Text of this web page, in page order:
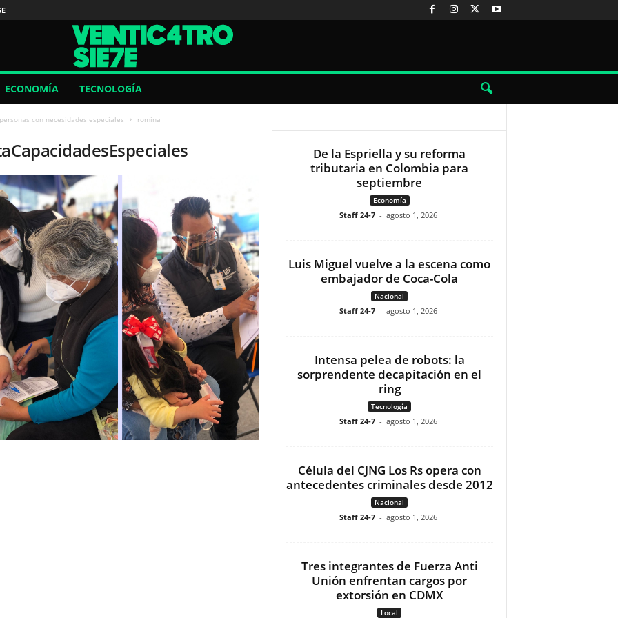
ECONOMÍA TECNOLOGÍA
con necesidades especiales
romina
De la Espriella y su reforma
tributaria en Colombia para
septiembre
Economía
Staff 24-7 - agosto 1, 2026
Luis Miguel vuelve a la escena como
embajador de Coca-Cola
Nacional
Staff 24-7 - agosto 1, 2026
Intensa pelea de robots: la
sorprendente decapitación en el
ring
Tecnología
Staff 24-7 - agosto 1, 2026
Célula del CJNG Los Rs opera con
antecedentes criminales desde 2012
Nacional
Staff 24-7 - agosto 1, 2026
Tres integrantes de Fuerza Anti
Unión enfrentan cargos por
extorsión en CDMX
Local